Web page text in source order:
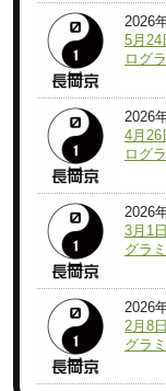
2026
5月24
ログ
2026
4月26
ログ
2026
3月1
グラ
2026
2月8
グラ